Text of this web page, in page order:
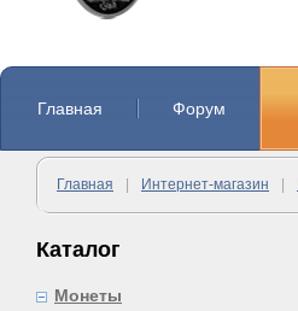
Главная Форум
Главная Интернет-магазин
Каталог
Монеты